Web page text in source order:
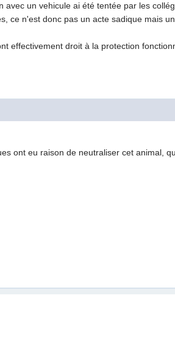
un vehicule ai été tentée par les
ce n'est donc pas un acte sadique mais
effectivement droit à la protection
ont eu raison de neutraliser cet animal,